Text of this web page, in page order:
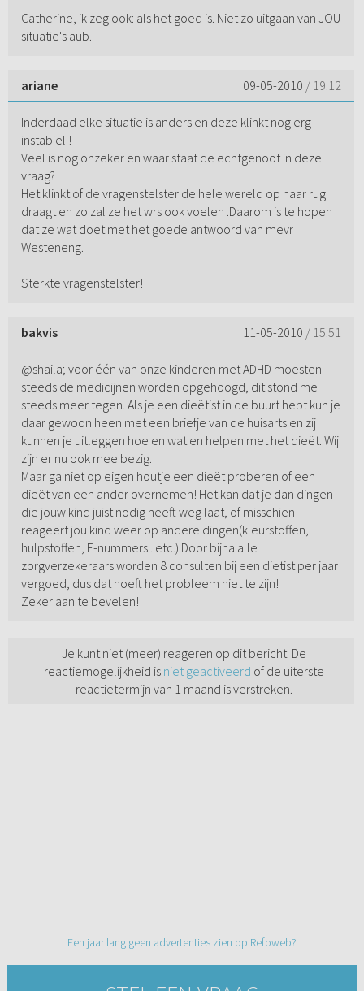
Catherine, ik zeg ook: als het goed is. Niet zo uitgaan van JOU
situatie's aub.
ariane 09-05-2010 / 19:12
Inderdaad elke situatie is anders en deze klinkt nog erg
instabiel !
Veel is nog onzeker en waar staat de echtgenoot in deze
vraag?
Het klinkt of de vragenstelster de hele wereld op haar rug
draagt en zo zal ze het wrs ook voelen .Daarom is te hopen
dat ze wat doet met het goede antwoord van mevr
Westeneng.
Sterkte vragenstelster!
bakvis 11-05-2010 / 15:51
@shaila; voor één van onze kinderen met ADHD moesten
steeds de medicijnen worden opgehoogd, dit stond me
steeds meer tegen. Als je een dieëtist in de buurt hebt kun je
daar gewoon heen met een briefje van de huisarts en zij
kunnen je uitleggen hoe en wat en helpen met het dieët. Wij
zijn er nu ook mee bezig.
Maar ga niet op eigen houtje een dieët proberen of een
dieët van een ander overnemen! Het kan dat je dan dingen
die jouw kind juist nodig heeft weg laat, of misschien
reageert jou kind weer op andere dingen(kleurstoffen,
hulpstoffen, E-nummers...etc.) Door bijna alle
zorgverzekeraars worden 8 consulten bij een dietist per jaar
vergoed, dus dat hoeft het probleem niet te zijn!
Zeker aan te bevelen!
Je kunt niet (meer) reageren op dit bericht. De
reactiemogelijkheid is niet geactiveerd of de uiterste
reactietermijn van 1 maand is verstreken.
Een jaar lang geen advertenties zien op Refoweb?